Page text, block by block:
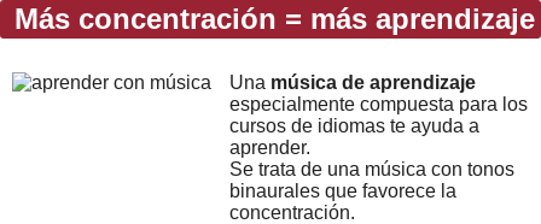
Más concentración = más aprendizaje
Una música de aprendizaje
especialmente compuesta para los
cursos de idiomas te ayuda a
aprender.
Se trata de una música con tonos
binaurales que favorece la
concentración.